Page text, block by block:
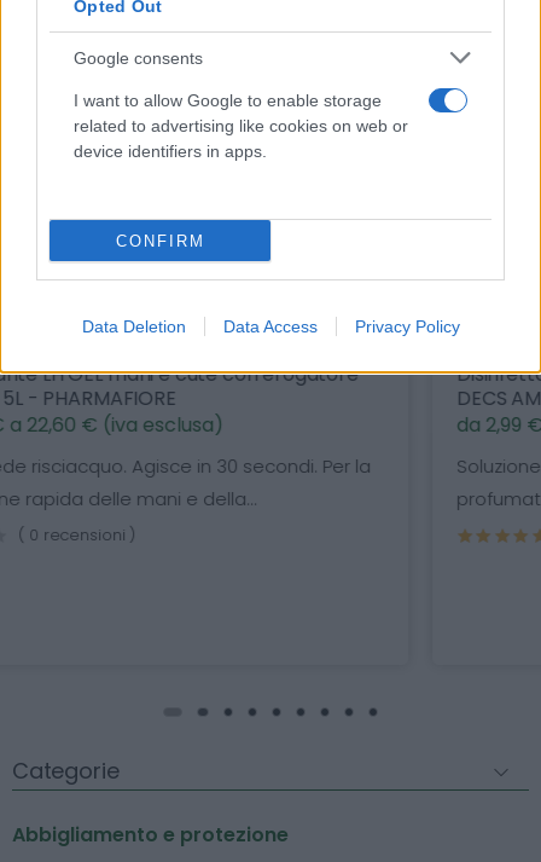
Opted Out
Google consents
I want to allow Google to enable storage
related to advertising like cookies on web or
device identifiers in apps.
CONFIRM
Data Deletion Data Access Privacy Policy
Disinfettante detergente per uso ambientale, LH
DECS AMBIENTE PLUS - 1 LT / 5 LT - PHARMAFIORE
da 2,99 € a 12,50 € (iva esclusa)
Soluzione a base di ipoclorito di sodio leggermente
profumata per la disinfezione, il lavaggio...
Categorie
Abbigliamento e protezione